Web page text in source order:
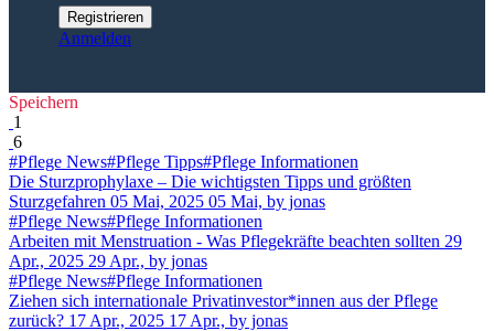
Anmelden
Speichern
1
6
#Pflege News#Pflege Tipps#Pflege Informationen
Die Sturzprophylaxe – Die wichtigsten Tipps und größten
Sturzgefahren 05 Mai, 2025 05 Mai, by jonas
#Pflege News#Pflege Informationen
Arbeiten mit Menstruation - Was Pflegekräfte beachten sollten 29
Apr., 2025 29 Apr., by jonas
#Pflege News#Pflege Informationen
Ziehen sich internationale Privatinvestor*innen aus der Pflege
zurück? 17 Apr., 2025 17 Apr., by jonas